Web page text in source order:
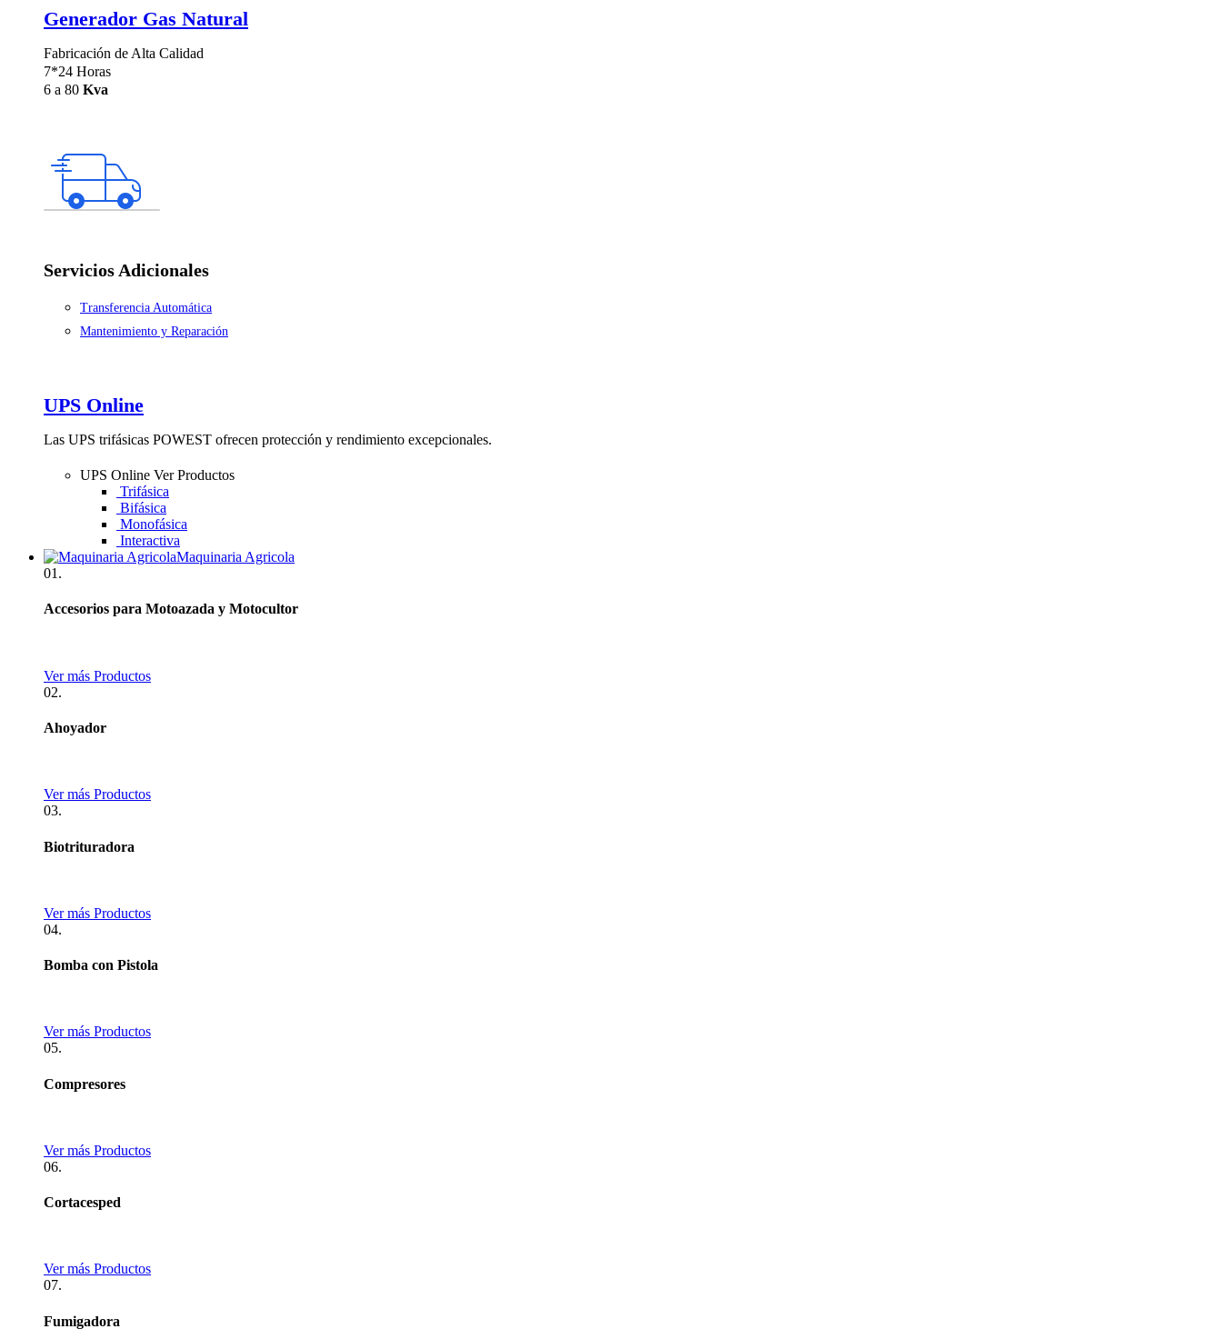
Generador Gas Natural
Fabricación de Alta Calidad
7*24 Horas
6 a 80 Kva
Servicios Adicionales
Transferencia Automática
Mantenimiento y Reparación
UPS Online
Las UPS trifásicas POWEST ofrecen protección y rendimiento excepcionales.
UPS Online Ver Productos
Trifásica
Bifásica
Monofásica
Interactiva
Maquinaria Agricola
01.
Accesorios para Motoazada y Motocultor
Ver más Productos
02.
Ahoyador
Ver más Productos
03.
Biotrituradora
Ver más Productos
04.
Bomba con Pistola
Ver más Productos
05.
Compresores
Ver más Productos
06.
Cortacesped
Ver más Productos
07.
Fumigadora